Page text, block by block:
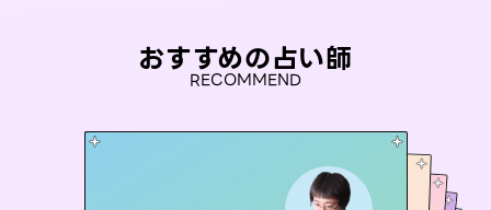
おすすめの占い師
RECOMMEND